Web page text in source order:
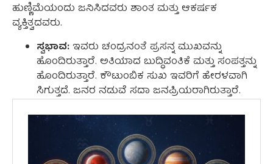
ಹುಣ್ಣಿಮೆಯಂದು ಜನಿಸಿದವರು ಶಾಂತ ಮತ್ತು ಆಕರ್ಷಕ
ವ್ಯಕ್ತಿತ್ವದವರು.
ಸ್ವಭಾವ: ಇವರು ಚಂದ್ರನಂತೆ ಪ್ರಸನ್ನ ಮುಖವನ್ನು
ಹೊಂದಿರುತ್ತಾರೆ. ಅತಿಯಾದ ಬುದ್ಧಿವಂತಿಕೆ ಮತ್ತು ಸಂಪತ್ತನ್ನು
ಹೊಂದಿರುತ್ತಾರೆ. ಕೌಟುಂಬಿಕ ಸುಖ ಇವರಿಗೆ ಹೇರಳವಾಗಿ
ಸಿಗುತ್ತದೆ. ಜನರ ನಡುವೆ ಸದಾ ಜನಪ್ರಿಯರಾಗಿರುತ್ತಾರೆ.